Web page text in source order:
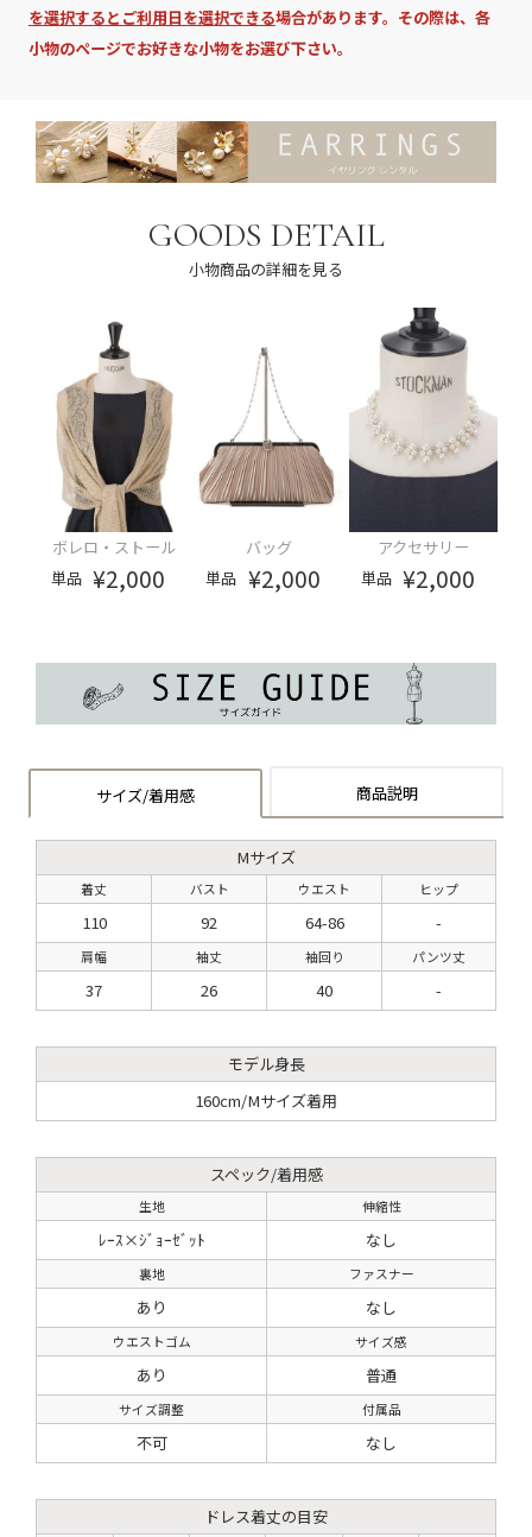
を選択するとご利用日を選択できる場合があります。その際は、各
小物のページでお好きな小物をお選び下さい。
GOODS DETAIL
小物商品の詳細を見る
ボレロ・ストール
単品 ¥2,000
バッグ
単品 ¥2,000
アクセサリー
単品 ¥2,000
サイズ/着用感 商品説明
Mサイズ
着丈 バスト ウエスト ヒップ
110 92 64-86 -
肩幅 袖丈 袖回り パンツ丈
37 26 40 -
モデル身長
160cm/Mサイズ着用
スペック/着用感
生地 伸縮性
ﾚｰｽ×ｼﾞｮｰｾﾞｯﾄ なし
裏地 ファスナー
あり なし
ウエストゴム サイズ感
あり 普通
サイズ調整 付属品
不可 なし
ドレス着丈の目安